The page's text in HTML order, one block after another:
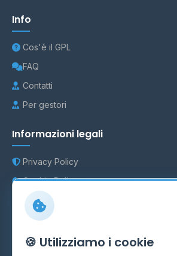
Info
Cos'è il GPL
FAQ
Contatti
Per gestori
Informazioni legali
Privacy Policy
Cookie Policy
Preferenze Cookie
Mappa del sito
Contattaci
🍪 Utilizziamo i cookie